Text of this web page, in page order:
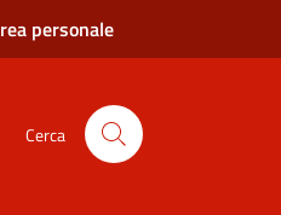
personale
Cerca